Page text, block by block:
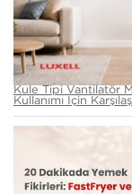
Kule Tipi Vantilatör
Kullanımı İçin